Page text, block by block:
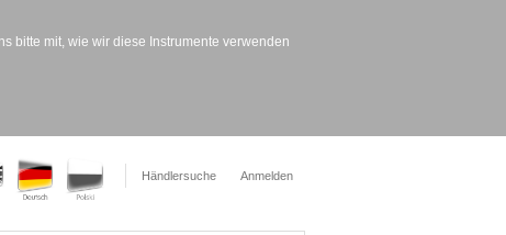
bitte mit, wie wir diese Instrumente verwenden
Händlersuche Anmelden